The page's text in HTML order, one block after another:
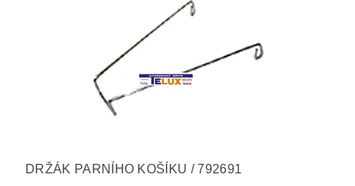
DRŽÁK PARNÍHO KOŠÍKU / 792691